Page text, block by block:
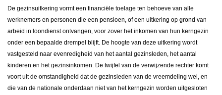
De gezinsuitkering vormt een financiële toelage ten behoeve van alle
werknemers en personen die een pensioen, of een uitkering op grond van
arbeid in loondienst ontvangen, voor zover het inkomen van hun kerngezin
onder een bepaalde drempel blijft. De hoogte van deze uitkering wordt
vastgesteld naar evenredigheid van het aantal gezinsleden, het aantal
kinderen en het gezinsinkomen. De twijfel van de verwijzende rechter komt
voort uit de omstandigheid dat de gezinsleden van de vreemdeling wel, en
die van de nationale onderdaan niet van het kerngezin worden uitgesloten